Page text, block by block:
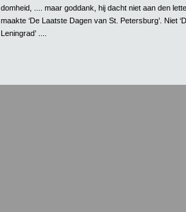
domheid, .... maar goddank, hij dacht niet aan den
maakte ‘De Laatste Dagen van St. Petersburg’. Niet
Leningrad’ ....